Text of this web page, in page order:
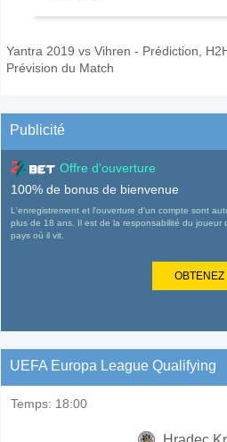
Yantra 2019 vs Vihren - Prédiction,
Prévision du Match
Publicité
Offre d'ouverture
100% de bonus de bienvenue
L'enregistrement et l'ouverture d'un compte sont
plus de 18 ans. Il est de la responsabilité du joueur
pays où il vit.
OBTENEZ
UEFA Europa League Qualifying
Temps: 18:00